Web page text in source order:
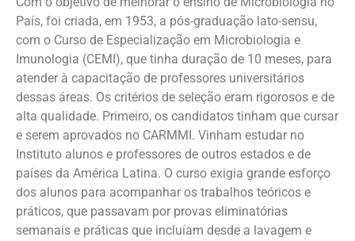
País, foi criada, em 1953, a pós-graduação lato-sensu,
com o Curso de Especialização em Microbiologia e
Imunologia (CEMI), que tinha duração de 10 meses, para
atender à capacitação de professores universitários
dessas áreas. Os critérios de seleção eram rigorosos e de
alta qualidade. Primeiro, os candidatos tinham que cursar
e serem aprovados no CARMMI. Vinham estudar no
Instituto alunos e professores de outros estados e de
países da América Latina. O curso exigia grande esforço
dos alunos para acompanhar os trabalhos teóricos e
práticos, que passavam por provas eliminatórias
semanais e práticas que incluíam desde a lavagem e